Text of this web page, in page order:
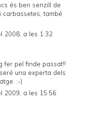
és ben senzill de
carbassetes, també
2008, a les 1:32
fer pel finde passat!!
una experta dels
:-)
2009, a les 15:56